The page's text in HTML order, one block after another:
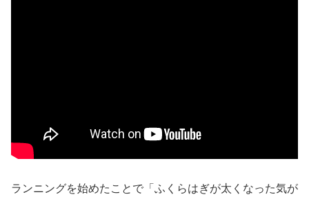
ランニングを始めたことで「ふくらはぎが太くなった気が